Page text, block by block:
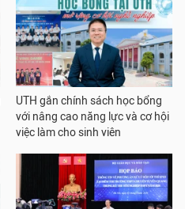
UTH gắn chính sách học bổng
với nâng cao năng lực và cơ hội
việc làm cho sinh viên